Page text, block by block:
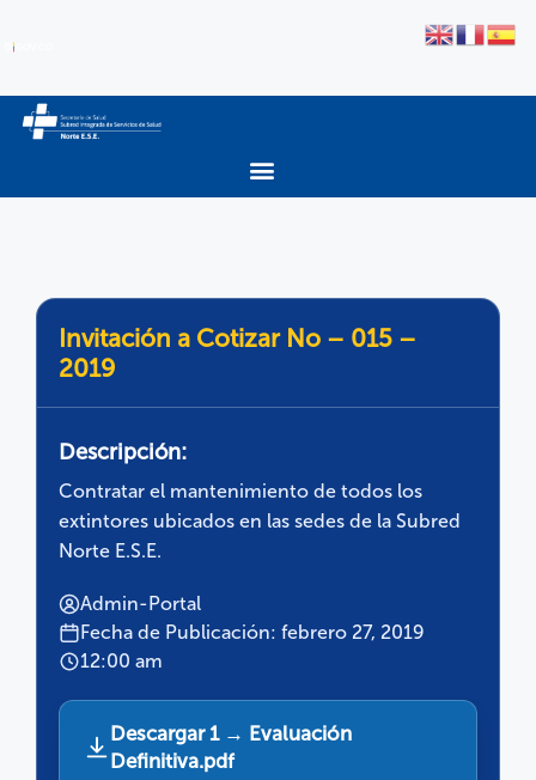
Invitación a Cotizar No – 015 –
2019
Descripción:
Contratar el mantenimiento de todos los
extintores ubicados en las sedes de la Subred
Norte E.S.E.
Admin-Portal
Fecha de Publicación: febrero 27, 2019
12:00 am
Descargar 1 → Evaluación
Definitiva.pdf